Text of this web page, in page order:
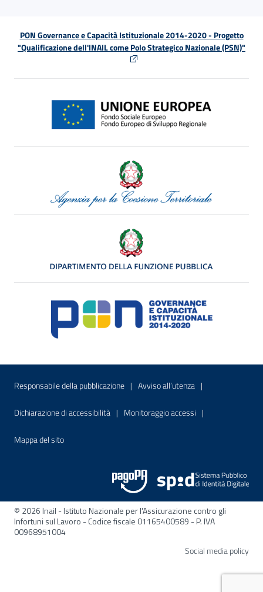
PON Governance e Capacità Istituzionale 2014-2020 - Progetto
"Qualificazione dell'INAIL come Polo Strategico Nazionale (PSN)"
Menu di servizio
Responsabile della pubblicazione Sito interno - Apre in una nuova
Avviso all’utenza Sito interno -
Dichiarazione di accessibilità Sito interno - Apre in una nuova finestra
Monitoraggio accessi Sito interno -
Mappa del sitoSito interno - Apre nella stessa finestra
© 2026 Inail - Istituto Nazionale per l'Assicurazione contro gli
Infortuni sul Lavoro - Codice fiscale 01165400589 - P. IVA
00968951004
Social media policy